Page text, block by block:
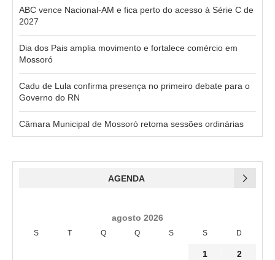
ABC vence Nacional-AM e fica perto do acesso à Série C de
2027
Dia dos Pais amplia movimento e fortalece comércio em
Mossoró
Cadu de Lula confirma presença no primeiro debate para o
Governo do RN
Câmara Municipal de Mossoró retoma sessões ordinárias
AGENDA
agosto 2026
S T Q Q S S D
1 2